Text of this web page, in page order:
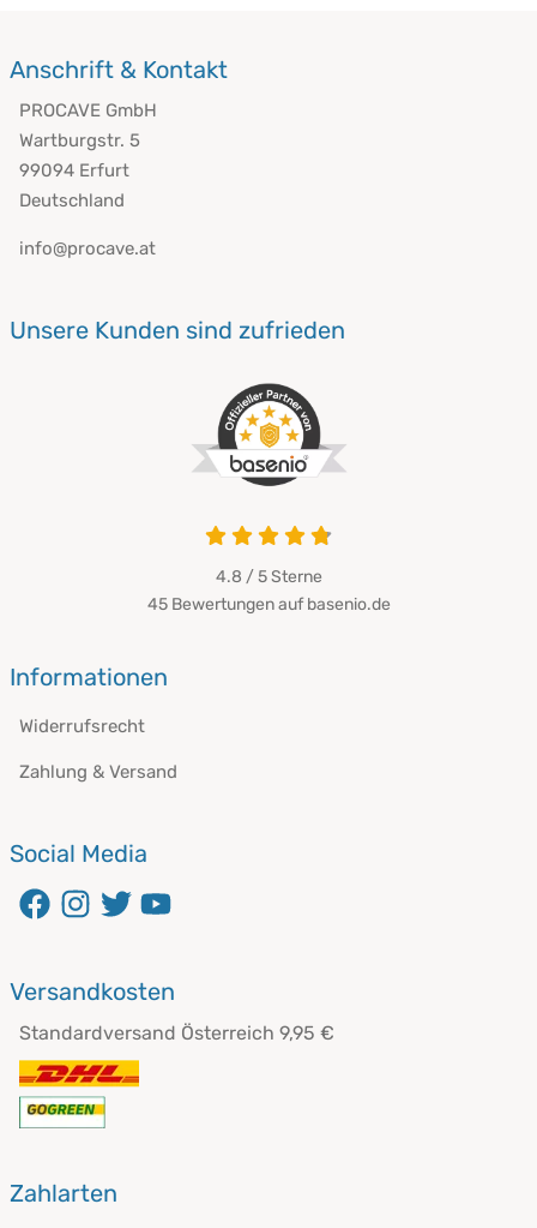
Anschrift & Kontakt
PROCAVE GmbH
Wartburgstr. 5
99094 Erfurt
Deutschland
info@procave.at
Unsere Kunden sind zufrieden
4.8 / 5Sterne
45 Bewertungen auf basenio.de
Informationen
Widerrufsrecht
Zahlung & Versand
Social Media
Versandkosten
Standardversand Österreich 9,95 €
Zahlarten